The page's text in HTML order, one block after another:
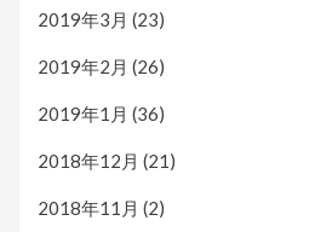
2019年3月 (23)
2019年2月 (26)
2019年1月 (36)
2018年12月 (21)
2018年11月 (2)